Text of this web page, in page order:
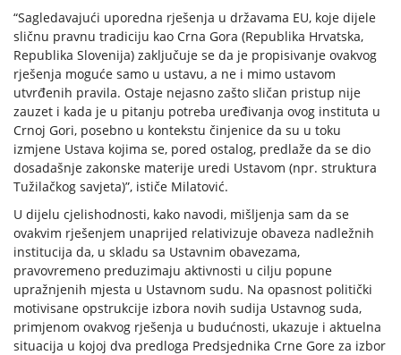
“Sagledavajući uporedna rješenja u državama EU, koje dijele
sličnu pravnu tradiciju kao Crna Gora (Republika Hrvatska,
Republika Slovenija) zaključuje se da je propisivanje ovakvog
rješenja moguće samo u ustavu, a ne i mimo ustavom
utvrđenih pravila. Ostaje nejasno zašto sličan pristup nije
zauzet i kada je u pitanju potreba uređivanja ovog instituta u
Crnoj Gori, posebno u kontekstu činjenice da su u toku
izmjene Ustava kojima se, pored ostalog, predlaže da se dio
dosadašnje zakonske materije uredi Ustavom (npr. struktura
Tužilačkog savjeta)”, ističe Milatović.
U dijelu cjelishodnosti, kako navodi, mišljenja sam da se
ovakvim rješenjem unaprijed relativizuje obaveza nadležnih
institucija da, u skladu sa Ustavnim obavezama,
pravovremeno preduzimaju aktivnosti u cilju popune
upražnjenih mjesta u Ustavnom sudu. Na opasnost politički
motivisane opstrukcije izbora novih sudija Ustavnog suda,
primjenom ovakvog rješenja u budućnosti, ukazuje i aktuelna
situacija u kojoj dva predloga Predsjednika Crne Gore za izbor